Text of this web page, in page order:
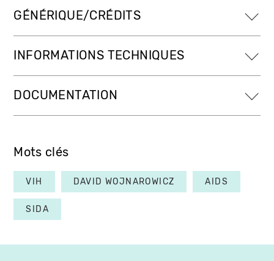
GÉNÉRIQUE/CRÉDITS
INFORMATIONS TECHNIQUES
DOCUMENTATION
Mots clés
VIH DAVID WOJNAROWICZ AIDS
SIDA